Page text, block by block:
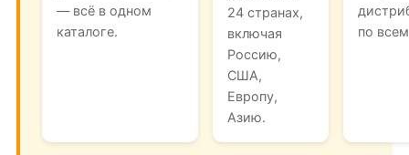
— всё в одном
каталоге.
24 странах,
включая
Россию,
США,
Европу,
Азию.
по